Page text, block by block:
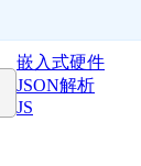
嵌入式硬件
JSON解析
JS